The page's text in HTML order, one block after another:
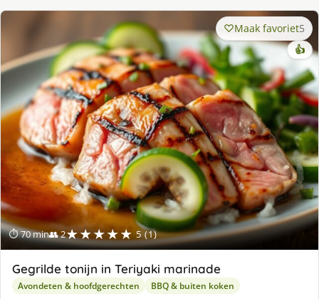
⏱ 70 min👥 2★★★★★ 5 (1)
Maak favoriet5
👍
Gegrilde tonijn in Teriyaki marinade
Avondeten & hoofdgerechten BBQ & buiten koken